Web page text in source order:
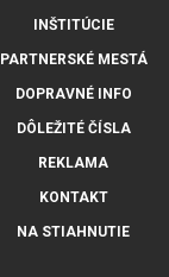
INŠTITÚCIE
PARTNERSKÉ MESTÁ
DOPRAVNÉ INFO
DÔLEŽITÉ ČÍSLA
REKLAMA
KONTAKT
NA STIAHNUTIE